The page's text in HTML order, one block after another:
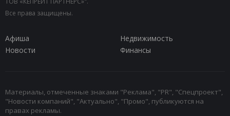
Все права защищены.
Афиша
Недвижимость
Новости
Финансы
Материалы, отмеченные знаками "Реклама", "PR", "Спецпроект",
"Новости компаний", "Актуально", "Промо", публикуются на
правах рекламы.